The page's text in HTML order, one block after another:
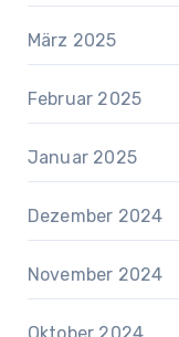
März 2025
Februar 2025
Januar 2025
Dezember 2024
November 2024